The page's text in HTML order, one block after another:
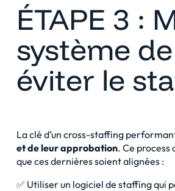
ÉTAPE 3 :
système
éviter le
La clé d’un cross-staffing
et de leur approbation. Ce
que ces dernières soient alignées :
✅ Utiliser un logiciel de staffingqui